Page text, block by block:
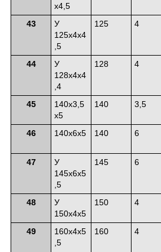
х4,5
43
У
125х4х4
,5
125 4
44
У
128х4х4
,4
128 4
45
140х3,5
х5
140 3,5
46
140х6х5 140 6
47
У
145х6х5
,5
145 6
48
У
150х4х5
150 4
49
160х4х5
,5
160 4